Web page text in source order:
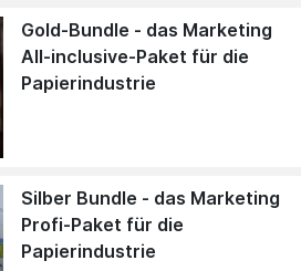
Gold-Bundle - das Marketing
All-inclusive-Paket für die
Papierindustrie
Silber Bundle - das Marketing
Profi-Paket für die
Papierindustrie